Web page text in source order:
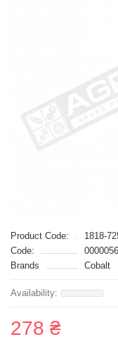
Product Code:
1818-
Code:
Brands
Cobalt
278 ₴